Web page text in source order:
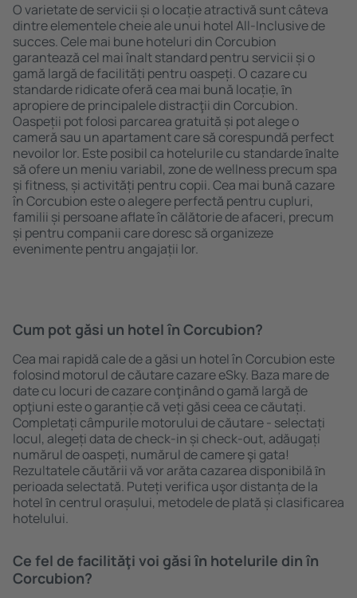
O varietate de servicii și o locație atractivă sunt câteva
dintre elementele cheie ale unui hotel All-Inclusive de
succes. Cele mai bune hoteluri din Corcubion
garantează cel mai înalt standard pentru servicii și o
gamă largă de facilități pentru oaspeți. O cazare cu
standarde ridicate oferă cea mai bună locație, ȋn
apropiere de principalele distracţii din Corcubion.
Oaspeții pot folosi parcarea gratuită și pot alege o
cameră sau un apartament care să corespundă perfect
nevoilor lor. Este posibil ca hotelurile cu standarde ȋnalte
să ofere un meniu variabil, zone de wellness precum spa
și fitness, și activități pentru copii. Cea mai bună cazare
în Corcubion este o alegere perfectă pentru cupluri,
familii și persoane aflate în călătorie de afaceri, precum
și pentru companii care doresc să organizeze
evenimente pentru angajații lor.
Cum pot găsi un hotel în Corcubion?
Cea mai rapidă cale de a găsi un hotel în Corcubion este
folosind motorul de căutare cazare eSky. Baza mare de
date cu locuri de cazare conţinând o gamă largă de
opţiuni este o garanție că veți găsi ceea ce căutați.
Completați câmpurile motorului de căutare - selectați
locul, alegeți data de check-in și check-out, adăugați
numărul de oaspeți, numărul de camere şi gata!
Rezultatele căutării vă vor arăta cazarea disponibilă ȋn
perioada selectată. Puteți verifica uşor distanța de la
hotel ȋn centrul orașului, metodele de plată și clasificarea
hotelului.
Ce fel de facilităţi voi găsi ȋn hotelurile din în
Corcubion?